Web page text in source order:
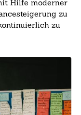
Hilfe moderner
zu
zu